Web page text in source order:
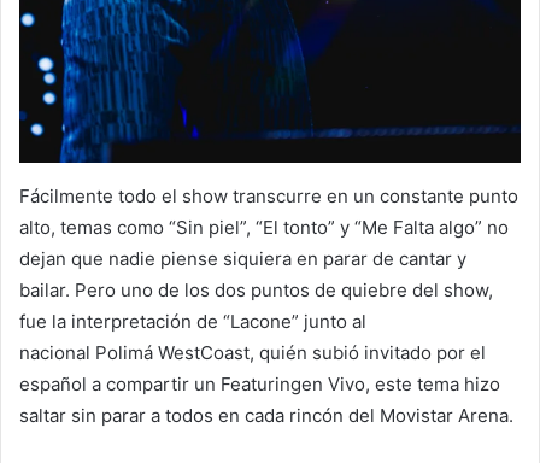
Fácilmente todo el show transcurre en un constante punto
alto, temas como “Sin piel”, “El tonto” y “Me Falta algo” no
dejan que nadie piense siquiera en parar de cantar y
bailar. Pero uno de los dos puntos de quiebre del show,
fue la interpretación de “Lacone” junto al
nacional Polimá WestCoast, quién subió invitado por el
español a compartir un Featuringen Vivo, este tema hizo
saltar sin parar a todos en cada rincón del Movistar Arena.